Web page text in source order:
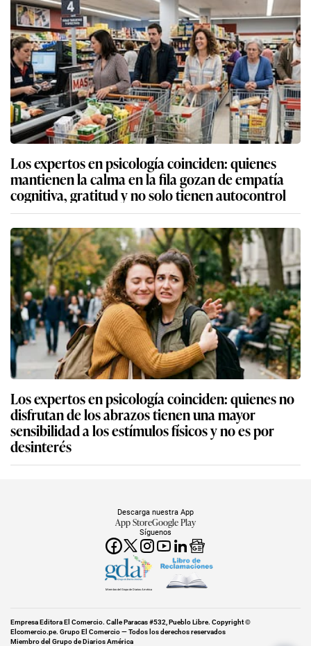
Los expertos en psicología coinciden: quienes
mantienen la calma en la fila gozan de empatía
cognitiva, gratitud y no solo tienen autocontrol
Los expertos en psicología coinciden: quienes no
disfrutan de los abrazos tienen una mayor
sensibilidad a los estímulos físicos y no es por
desinterés
Síguenos
Descarga nuestra App
App StoreGoogle Play
Miembro del Grupo de Diarios América
Empresa Editora El Comercio. Calle Paracas #532, Pueblo Libre. Copyright ©
Elcomercio.pe. Grupo El Comercio — Todos los derechos reservados
Miembro del Grupo de Diarios América